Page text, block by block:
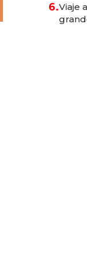
6.Viaje